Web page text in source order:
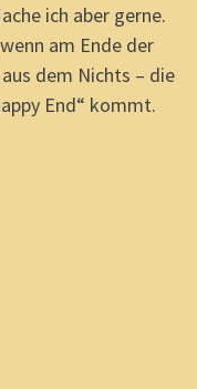
ich aber gerne.
am Ende der
dem Nichts – die
End“ kommt.